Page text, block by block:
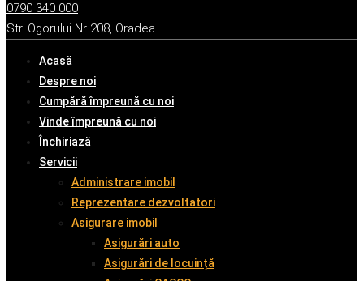
0790 340 000
Str. Ogorului Nr 208, Oradea
Acasă
Despre noi
Cumpără împreună cu noi
Vinde împreună cu noi
Închiriază
Servicii
Administrare imobil
Reprezentare dezvoltatori
Asigurare imobil
Asigurări auto
Asigurări de locuință